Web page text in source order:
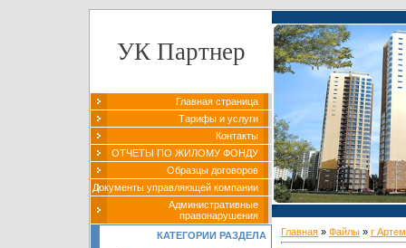
УК Партнер
Главная страница
Тарифы и услуги
Контакты
ОТЧЕТЫ ПО ЖИЛОМУ ФОНДУ
Образцы договоров
Документы управляющей компании
Административные
правонарушения
КАТЕГОРИИ РАЗДЕЛА
Главная » Файлы » г